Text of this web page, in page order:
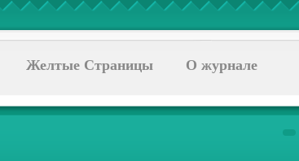
Желтые Страницы О журнале